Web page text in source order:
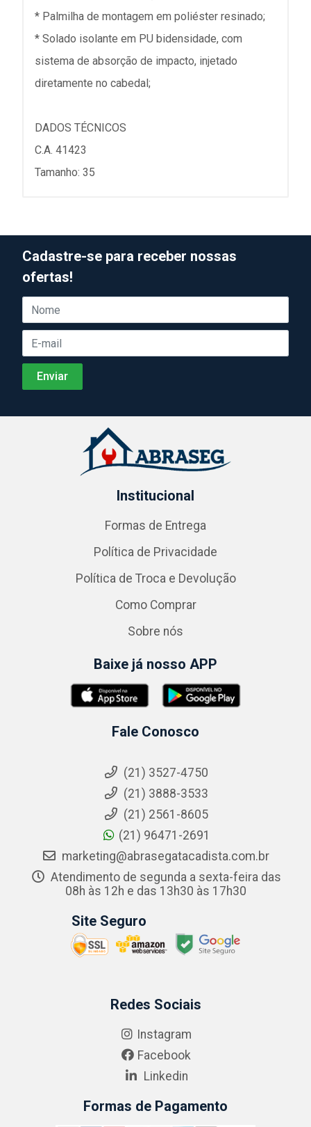
* Palmilha de montagem em poliéster resinado;
* Solado isolante em PU bidensidade, com
sistema de absorção de impacto, injetado
diretamente no cabedal;
DADOS TÉCNICOS
C.A. 41423
Tamanho: 35
Cadastre-se para receber nossas
ofertas!
Institucional
Formas de Entrega
Política de Privacidade
Política de Troca e Devolução
Como Comprar
Sobre nós
Baixe já nosso APP
Fale Conosco
(21) 3527-4750
(21) 3888-3533
(21) 2561-8605
(21) 96471-2691
marketing@abrasegatacadista.com.br
Atendimento de segunda a sexta-feira das
08h às 12h e das 13h30 às 17h30
Site Seguro
Redes Sociais
Instagram
Facebook
Linkedin
Formas de Pagamento